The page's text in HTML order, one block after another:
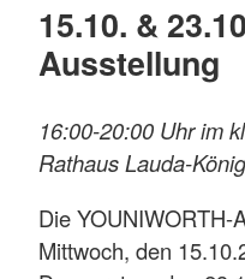
15.10. &
Ausstellung
16:00-20:00 Uhr im
Rathaus Lauda-
Die YOUNIWORTH-
Mittwoch, den